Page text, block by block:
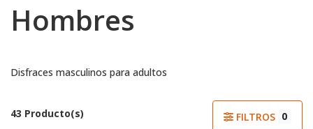
Hombres
Disfraces masculinos para adultos
43 Producto(s) FILTROS 0